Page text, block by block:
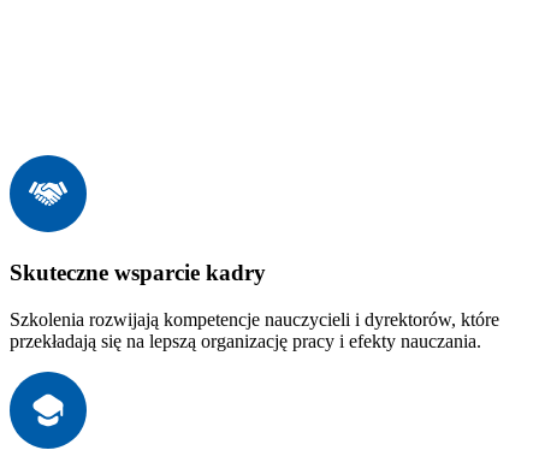
Skuteczne wsparcie kadry
Szkolenia rozwijają kompetencje nauczycieli i dyrektorów, które
przekładają się na lepszą organizację pracy i efekty nauczania.